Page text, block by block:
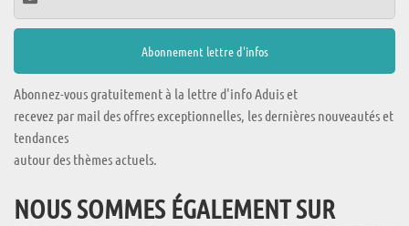
Abonnez-vous gratuitement à la lettre d'info Aduis et
recevez par mail des offres exceptionnelles, les dernières nouveautés et
tendances
autour des thèmes actuels.
NOUS SOMMES ÉGALEMENT SUR